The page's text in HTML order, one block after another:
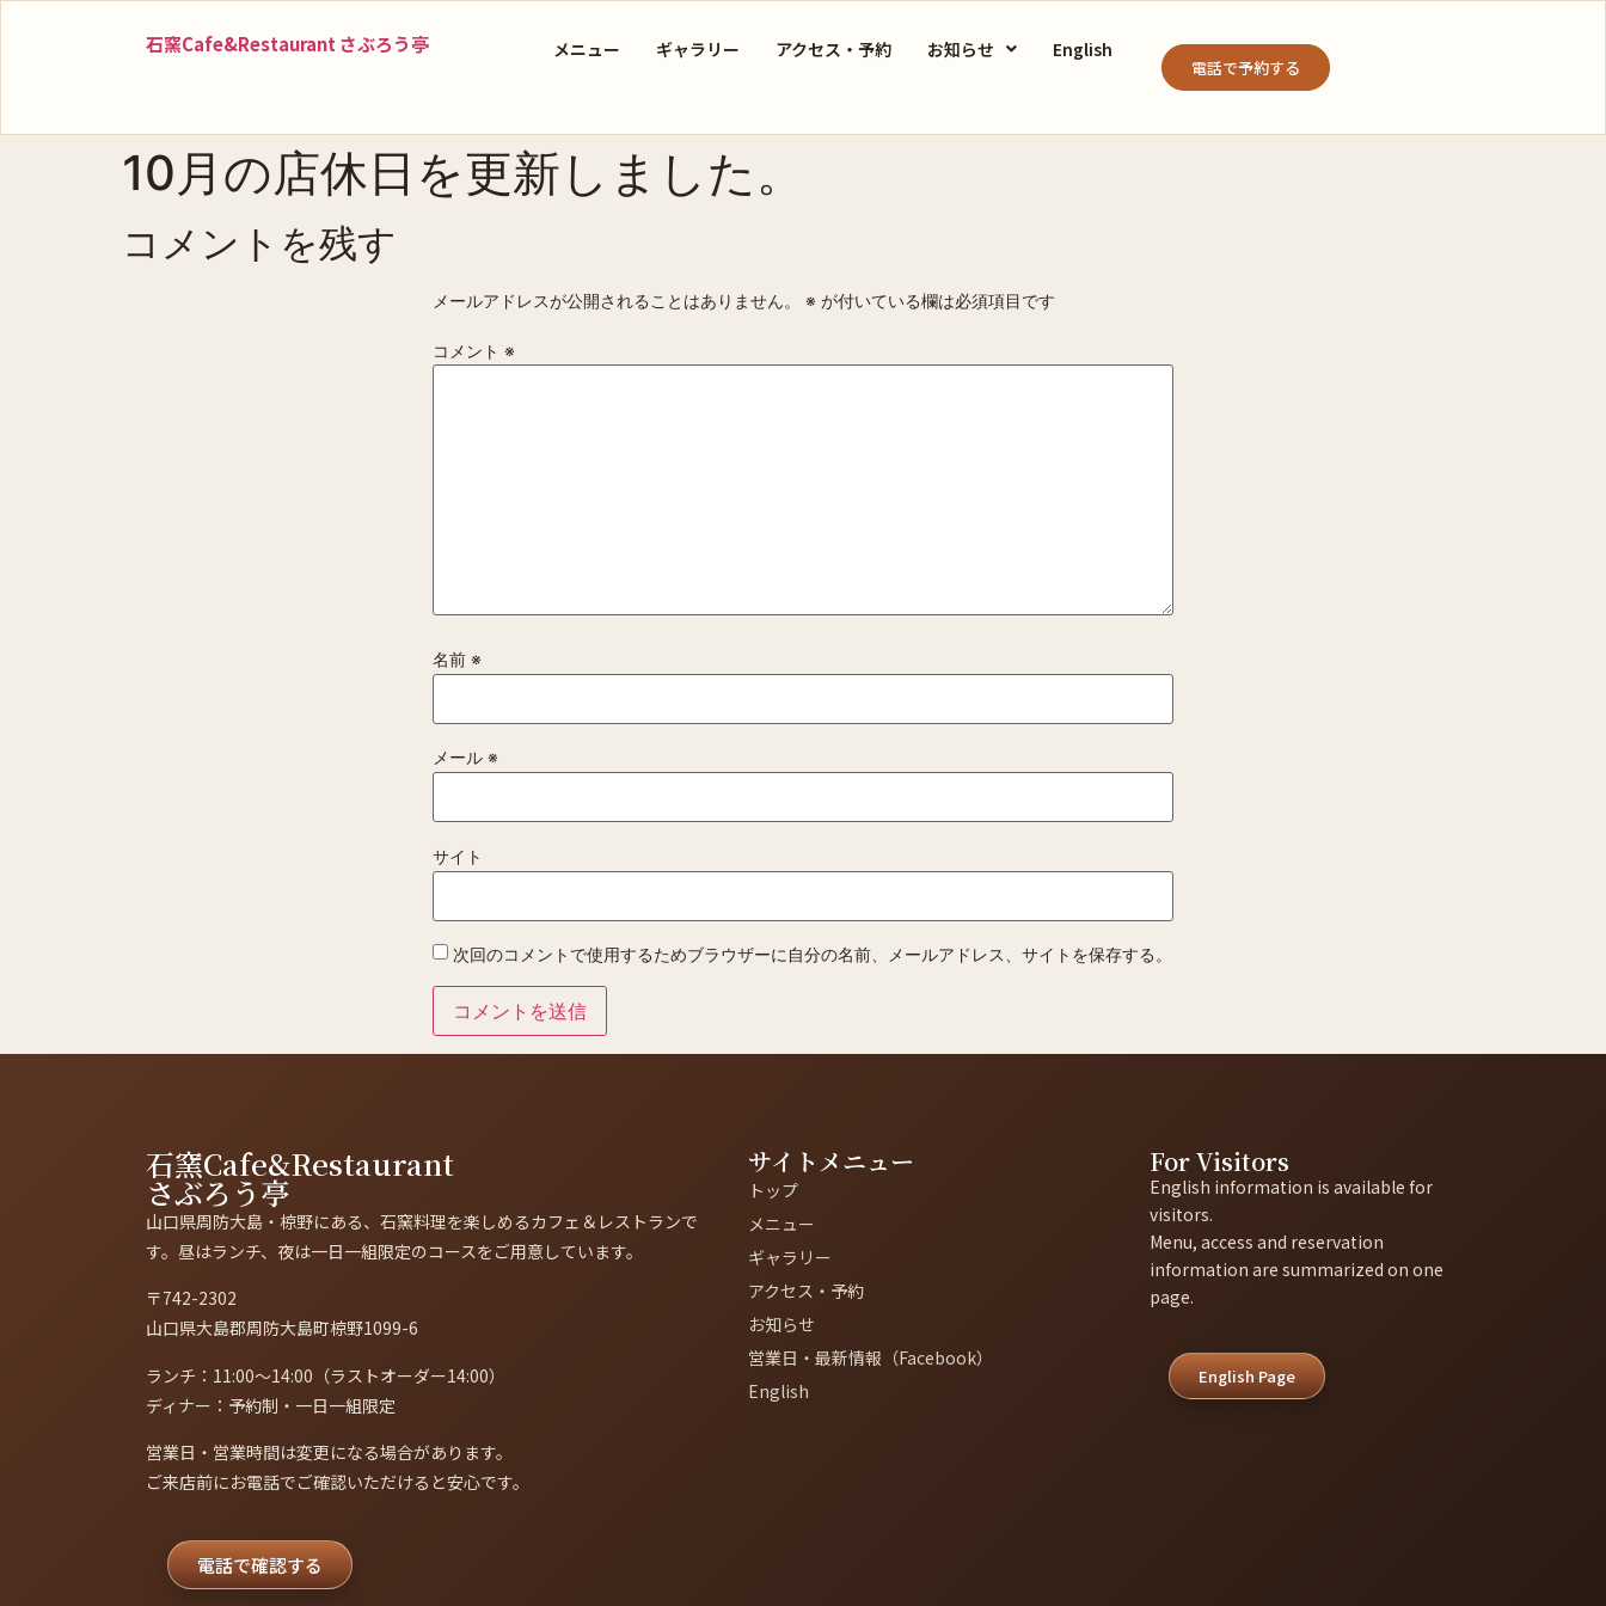
石窯Cafe&Restaurant さぶろう亭 メニュー ギャラリー アクセス・予約 お知らせ English
電話で予約する
10月の店休日を更新しました。
コメントを残す
メールアドレスが公開されることはありません。 ※ が付いている欄は必須項目です
コメント ※
名前 ※
メール ※
サイト
次回のコメントで使用するためブラウザーに自分の名前、メールアドレス、サイトを保存する。
石窯Cafe&Restaurant
さぶろう亭
山口県周防大島・椋野にある、石窯料理を楽しめるカフェ＆レストランで
す。昼はランチ、夜は一日一組限定のコースをご用意しています。
〒742-2302
山口県大島郡周防大島町椋野1099-6
ランチ：11:00〜14:00（ラストオーダー14:00）
ディナー：予約制・一日一組限定
営業日・営業時間は変更になる場合があります。
ご来店前にお電話でご確認いただけると安心です。
電話で確認する
サイトメニュー
トップ
メニュー
ギャラリー
アクセス・予約
お知らせ
営業日・最新情報（Facebook）
English
For Visitors
English information is available for
visitors.
Menu, access and reservation
information are summarized on one
page.
English Page